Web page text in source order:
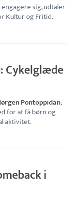
sig, udtaler
Kultur og Fritid.
Cykelglæde
Pontoppidan,
for at få børn og
aktivitet.
i